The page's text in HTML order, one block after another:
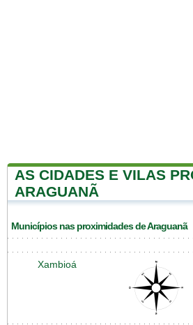
AS CIDADES E VILAS
ARAGUANÃ
Municípios nas proximidades de Araguanã
Xambioá